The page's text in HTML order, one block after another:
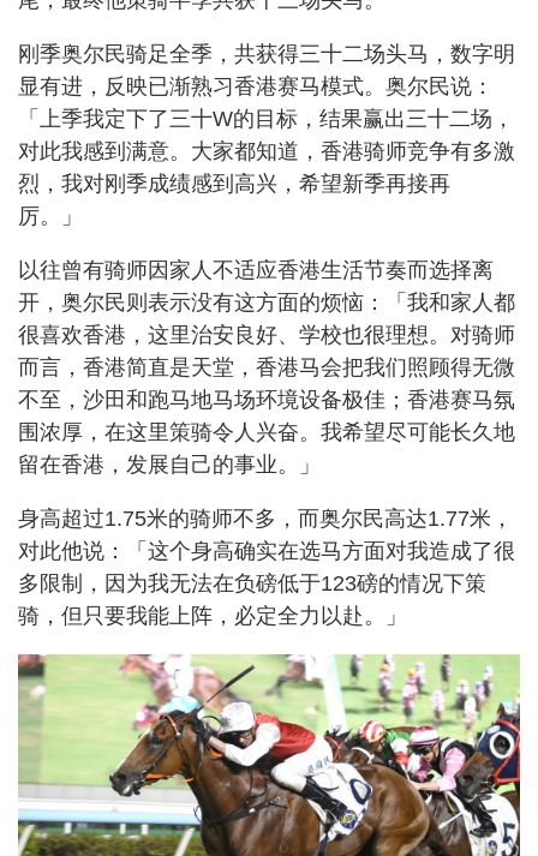
刚季奥尔民骑足全季，共获得三十二场头马，数字明
显有进，反映已渐熟习香港赛马模式。奥尔民说：
「上季我定下了三十W的目标，结果赢出三十二场，
对此我感到满意。大家都知道，香港骑师竞争有多激
烈，我对刚季成绩感到高兴，希望新季再接再
厉。」
以往曾有骑师因家人不适应香港生活节奏而选择离
开，奥尔民则表示没有这方面的烦恼：「我和家人都
很喜欢香港，这里治安良好、学校也很理想。对骑师
而言，香港简直是天堂，香港马会把我们照顾得无微
不至，沙田和跑马地马场环境设备极佳；香港赛马氛
围浓厚，在这里策骑令人兴奋。我希望尽可能长久地
留在香港，发展自己的事业。」
身高超过1.75米的骑师不多，而奥尔民高达1.77米，
对此他说：「这个身高确实在选马方面对我造成了很
多限制，因为我无法在负磅低于123磅的情况下策
骑，但只要我能上阵，必定全力以赴。」